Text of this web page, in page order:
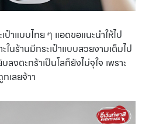
าแบบไทย ๆ แอดขอแนะนำให้ไป
ะในร้านมีกระเป๋าแบบสวยงามเต็มไป
งตะกร้าเป็นโลก็ยังไม่จุใจ เพราะ
เลยจ้าา